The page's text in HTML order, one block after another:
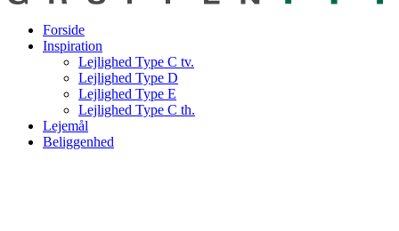
Forside
Inspiration
Lejlighed Type C tv.
Lejlighed Type D
Lejlighed Type E
Lejlighed Type C th.
Lejemål
Beliggenhed